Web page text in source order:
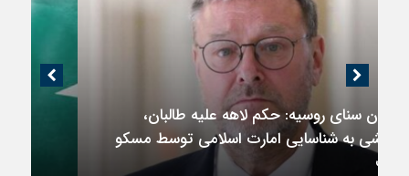
اندیشکده آمریکایی: حمایت پاکستان از ایران
نمادین بود؛ واشنگتن در حال فعال‌سازی نقش
امنیتی جدید اسلام‌آباد